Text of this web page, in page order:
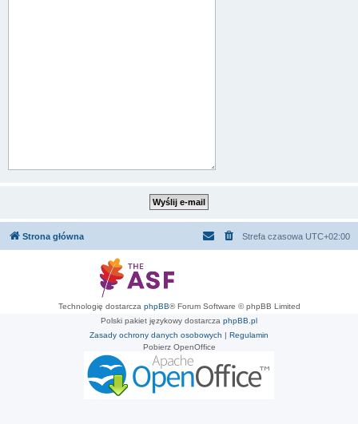
Strona główna Strefa czasowa UTC+02:00
Technologię dostarcza phpBB® Forum Software © phpBB Limited
Polski pakiet językowy dostarcza phpBB.pl
Zasady ochrony danych osobowych | Regulamin
Pobierz OpenOffice